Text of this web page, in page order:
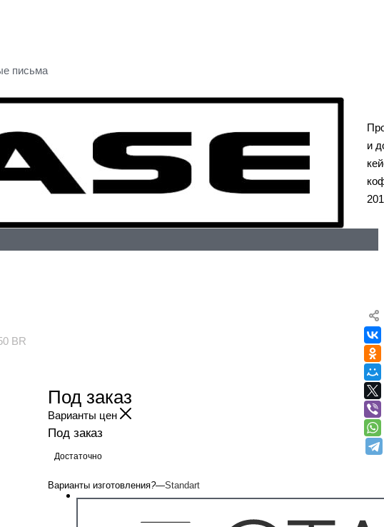
письма
и
BR
Под заказ
Варианты цен
Под заказ
Достаточно
Варианты изготовления?—Standart